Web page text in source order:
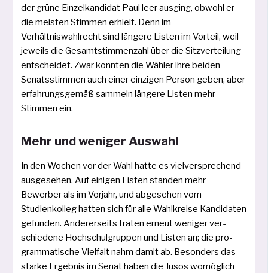
der grü­ne Einzelkandidat Paul leer aus­ging, obwohl er
die meis­ten Stimmen erhielt. Denn im
Verhältniswahlrecht sind län­ge­re Listen im Vorteil, weil
jeweils die Gesamt­stimmen­zahl über die Sitzverteilung
ent­schei­det. Zwar konn­ten die Wähler ihre bei­den
Senatsstimmen auch einer ein­zi­gen Person geben, aber
erfah­rungs­ge­mäß sam­meln län­ge­re Listen mehr
Stimmen ein.
Mehr und weniger Auswahl
In den Wochen vor der Wahl hat­te es viel­ver­spre­chend
aus­ge­se­hen. Auf eini­gen Listen stan­den mehr
Bewerber als im Vorjahr, und abge­se­hen vom
Studienkolleg hat­ten sich für alle Wahlkreise Kandidaten
gefun­den. Andererseits tra­ten erneut weni­ger ver­
schie­de­ne Hochschulgruppen und Listen an; die pro­
gram­ma­ti­sche Vielfalt nahm damit ab. Besonders das
star­ke Ergebnis im Senat haben die Jusos womög­lich